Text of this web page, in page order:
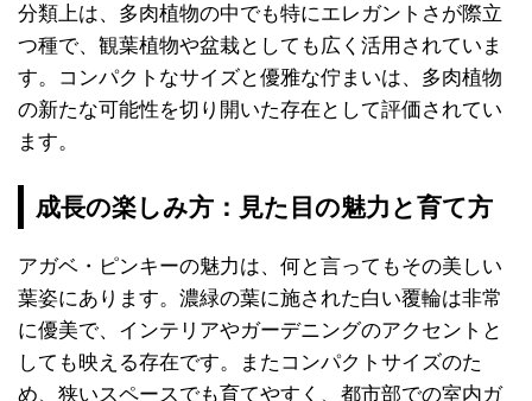
分類上は、多肉植物の中でも特にエレガントさが際立
つ種で、観葉植物や盆栽としても広く活用されていま
す。コンパクトなサイズと優雅な佇まいは、多肉植物
の新たな可能性を切り開いた存在として評価されてい
ます。
成長の楽しみ方：見た目の魅力と育て方
アガベ・ピンキーの魅力は、何と言ってもその美しい
葉姿にあります。濃緑の葉に施された白い覆輪は非常
に優美で、インテリアやガーデニングのアクセントと
しても映える存在です。またコンパクトサイズのた
め、狭いスペースでも育てやすく、都市部での室内ガ